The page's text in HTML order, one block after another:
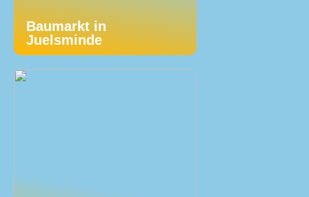
Baumarkt in
Juelsminde